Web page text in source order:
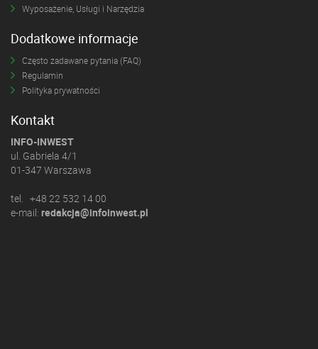
Wyposażenie, Usługi i Narzędzia
Dodatkowe informacje
Często zadawane pytania (FAQ)
Regulamin
Polityka prywatności
Kontakt
INFO-INWEST
ul. Gabriela 4/1
01-347 Warszawa
tel. +48 22 532 14 00
e-mail: redakcja@infoinwest.pl